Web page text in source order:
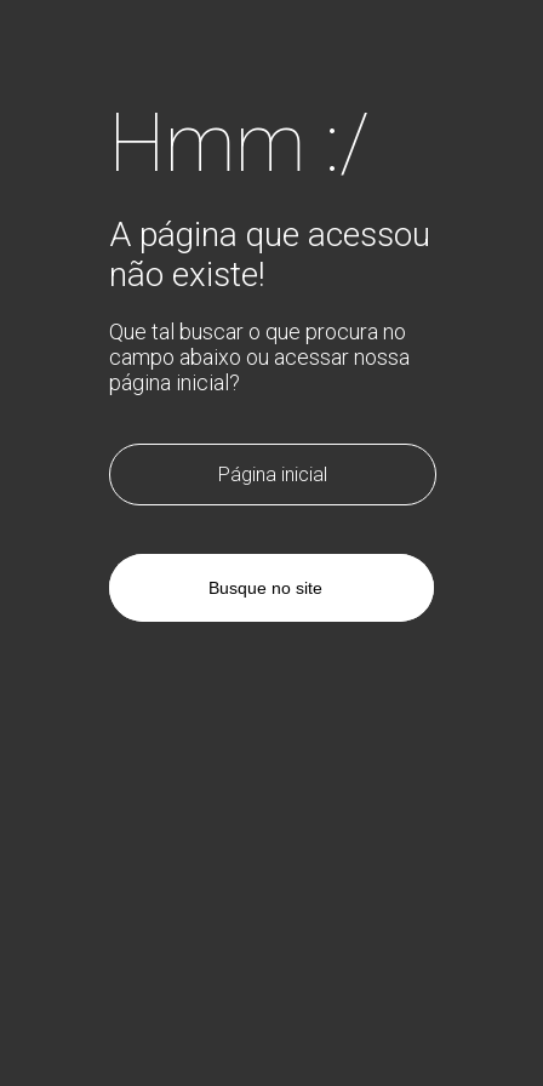
Hmm :/
A página que acessou
não existe!
Que tal buscar o que procura no
campo abaixo ou acessar nossa
página inicial?
Página inicial